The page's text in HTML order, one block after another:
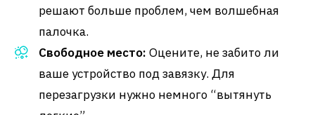
решают больше проблем, чем волшебная
палочка.
Свободное место: Оцените, не забито ли
ваше устройство под завязку. Для
перезагрузки нужно немного “вытянуть